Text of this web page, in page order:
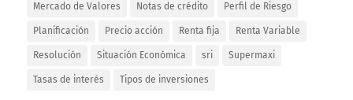
Mercado de Valores Notas de crédito Perfil de Riesgo
Planificación Precio acción Renta fija Renta Variable
Resolución Situación Económica sri Supermaxi
Tasas de interés Tipos de inversiones